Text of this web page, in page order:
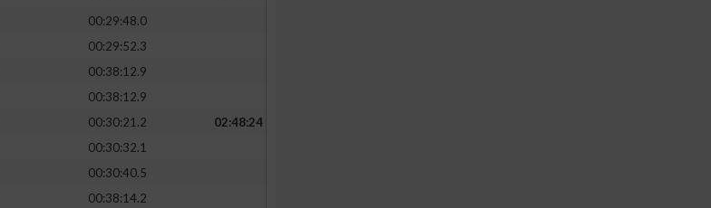
00:29:48.0
00:29:52.3
00:38:12.9
00:38:12.9
00:30:21.2
02:48:24
00:30:32.1
00:30:40.5
00:38:14.2